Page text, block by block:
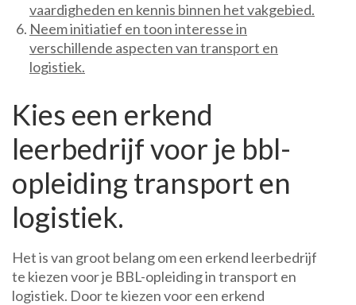
vaardigheden en kennis binnen het vakgebied.
Neem initiatief en toon interesse in
verschillende aspecten van transport en
logistiek.
Kies een erkend
leerbedrijf voor je bbl-
opleiding transport en
logistiek.
Het is van groot belang om een erkend leerbedrijf
te kiezen voor je BBL-opleiding in transport en
logistiek. Door te kiezen voor een erkend